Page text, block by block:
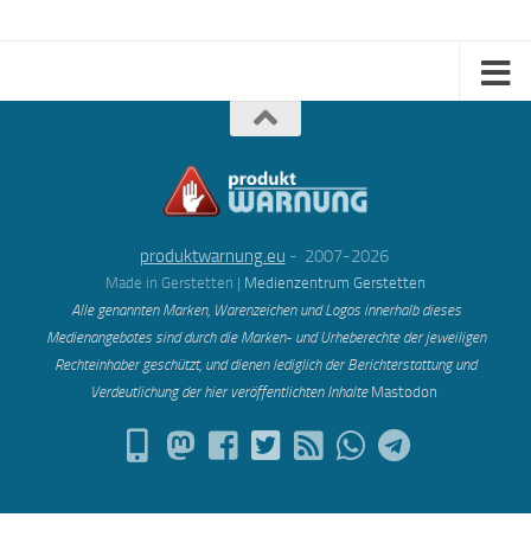
produktwarnung.eu - 2007-2026
Made in Gerstetten | Medienzentrum Gerstetten
Alle genannten Marken, Warenzeichen und Logos innerhalb dieses
Medienangebotes sind durch die Marken- und Urheberechte der jeweiligen
Rechteinhaber geschützt, und dienen lediglich der Berichterstattung und
Verdeutlichung der hier veröffentlichten Inhalte Mastodon